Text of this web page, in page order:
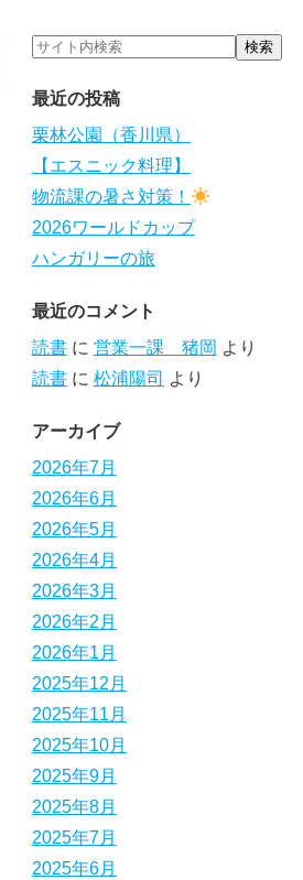
最近の投稿
栗林公園（香川県）
【エスニック料理】
物流課の暑さ対策！
2026ワールドカップ
ハンガリーの旅
最近のコメント
読書に 営業一課 猪岡 より
読書に 松浦陽司 より
アーカイブ
2026年7月
2026年6月
2026年5月
2026年4月
2026年3月
2026年2月
2026年1月
2025年12月
2025年11月
2025年10月
2025年9月
2025年8月
2025年7月
2025年6月